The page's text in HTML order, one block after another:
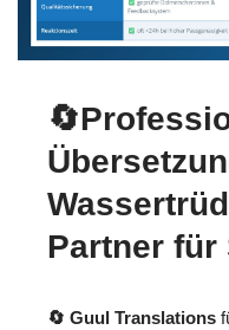
Partner für
🔄 Guul Translations